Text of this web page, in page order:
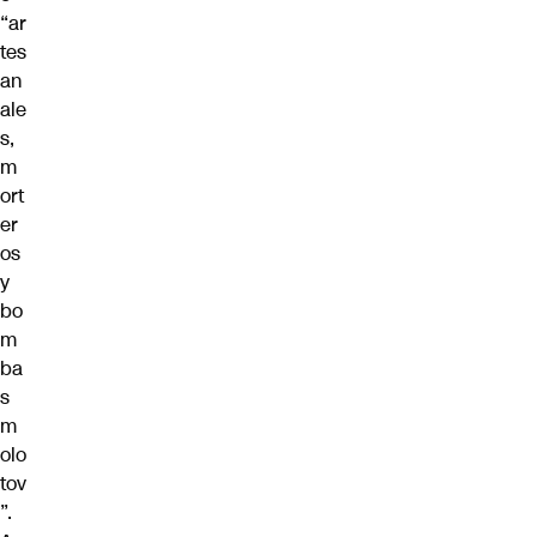
“ar
tes
an
ale
s,
m
ort
er
os
y
bo
m
ba
s
m
olo
tov
”.